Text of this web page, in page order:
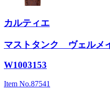
カルティエ
マストタンク ヴェルメ
W1003153
Item No.87541